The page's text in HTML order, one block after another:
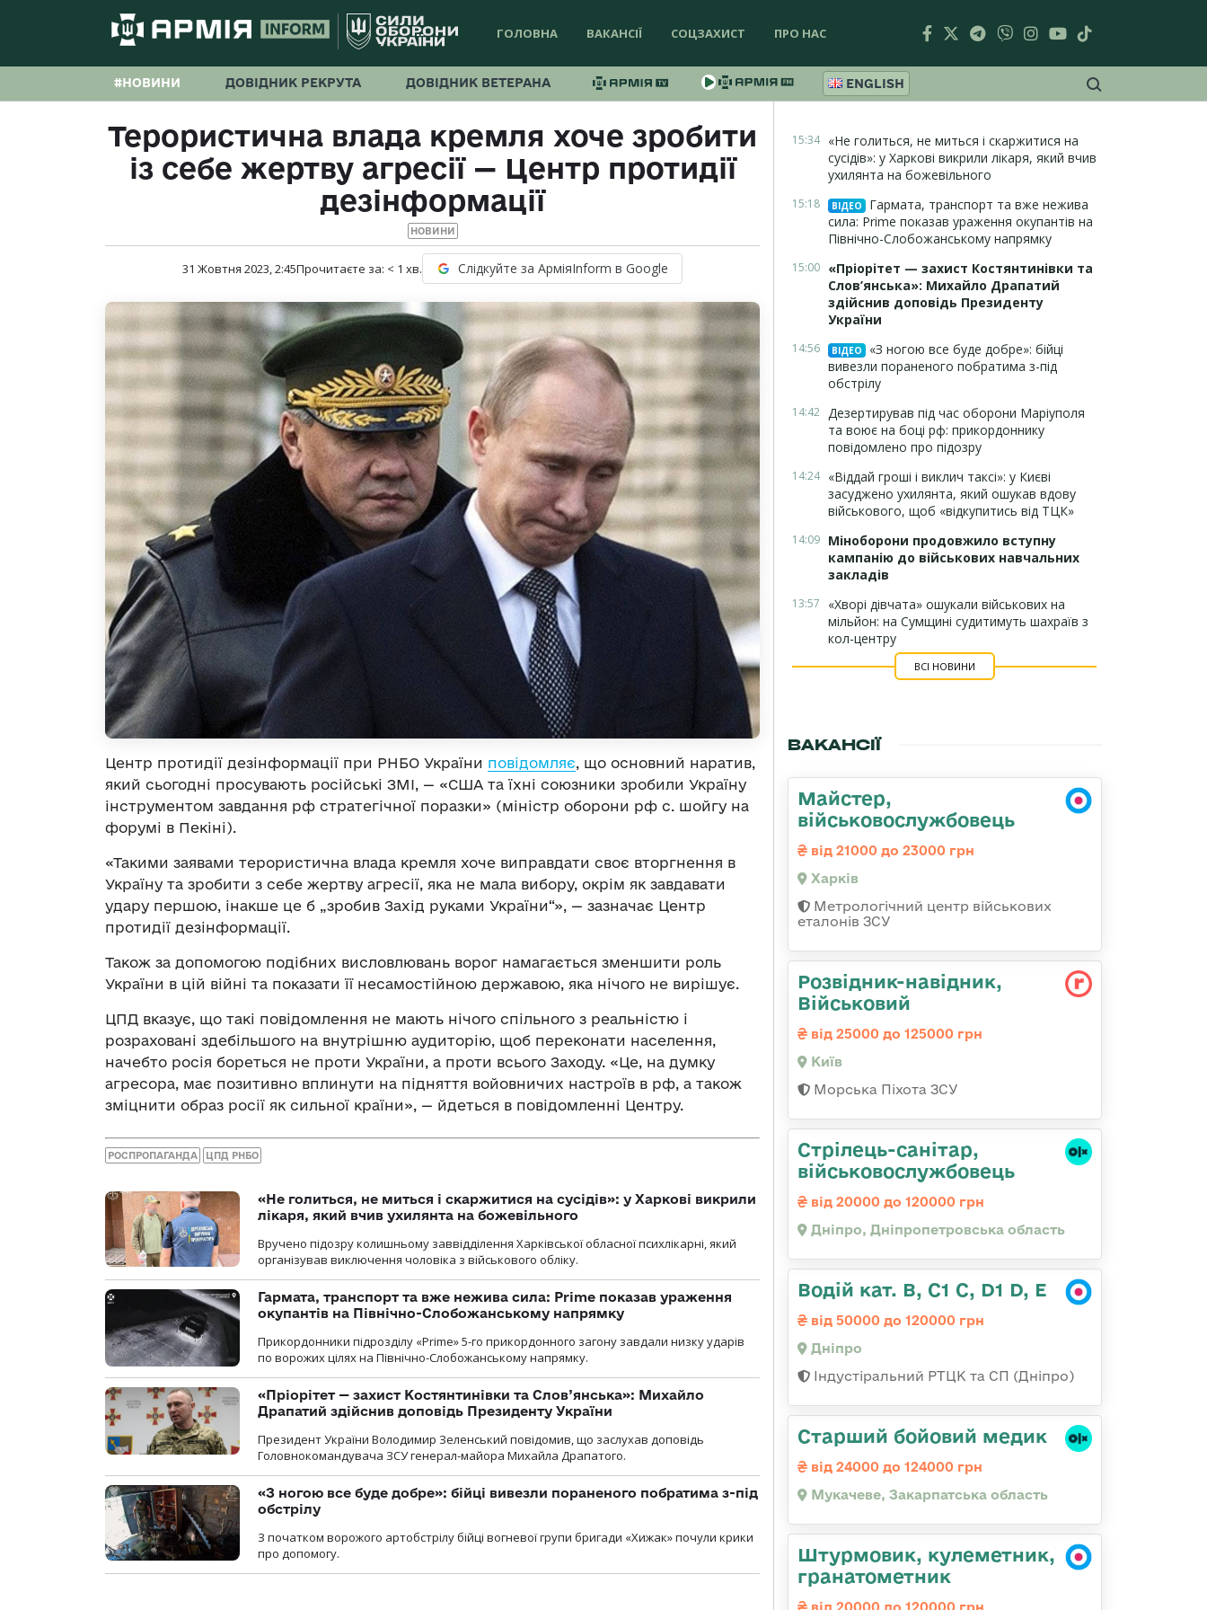
ГОЛОВНА ВАКАНСІЇ СОЦЗАХИСТ ПРО НАС
#НОВИНИ ДОВІДНИК РЕКРУТА ДОВІДНИК ВЕТЕРАНА ENGLISH
Терористична влада кремля хоче зробити
із себе жертву агресії — Центр протидії
дезінформації
НОВИНИ
31 Жовтня 2023, 2:45Прочитаєте за: < 1 хв. Слідкуйте за АрміяInform в Google
Центр протидії дезінформації при РНБО України повідомляє, що основний наратив,
який сьогодні просувають російські ЗМІ, — «США та їхні союзники зробили Україну
інструментом завдання рф стратегічної поразки» (міністр оборони рф с. шойгу на
форумі в Пекіні).
«Такими заявами терористична влада кремля хоче виправдати своє вторгнення в
Україну та зробити з себе жертву агресії, яка не мала вибору, окрім як завдавати
удару першою, інакше це б „зробив Захід руками України“», — зазначає Центр
протидії дезінформації.
Також за допомогою подібних висловлювань ворог намагається зменшити роль
України в цій війні та показати її несамостійною державою, яка нічого не вирішує.
ЦПД вказує, що такі повідомлення не мають нічого спільного з реальністю і
розраховані здебільшого на внутрішню аудиторію, щоб переконати населення,
начебто росія бореться не проти України, а проти всього Заходу. «Це, на думку
агресора, має позитивно вплинути на підняття войовничих настроїв в рф, а також
зміцнити образ росії як сильної країни», — йдеться в повідомленні Центру.
РОСПРОПАГАНДА ЦПД РНБО
«Не голиться, не миться і скаржитися на сусідів»: у Харкові викрили
лікаря, який вчив ухилянта на божевільного
Вручено підозру колишньому заввідділення Харківської обласної психлікарні, який
організував виключення чоловіка з військового обліку.
Гармата, транспорт та вже нежива сила: Prime показав ураження
окупантів на Північно-Слобожанському напрямку
Прикордонники підрозділу «Prime» 5-го прикордонного загону завдали низку ударів
по ворожих цілях на Північно-Слобожанському напрямку.
«Пріорітет — захист Костянтинівки та Слов’янська»: Михайло
Драпатий здійснив доповідь Президенту України
Президент України Володимир Зеленський повідомив, що заслухав доповідь
Головнокомандувача ЗСУ генерал-майора Михайла Драпатого.
«З ногою все буде добре»: бійці вивезли пораненого побратима з-під
обстрілу
З початком ворожого артобстрілу бійці вогневої групи бригади «Хижак» почули крики
про допомогу.
15:34 «Не голиться, не миться і скаржитися на
сусідів»: у Харкові викрили лікаря, який вчив
ухилянта на божевільного
15:18 ВІДЕО
Гармата, транспорт та вже нежива
сила: Prime показав ураження окупантів на
Північно-Слобожанському напрямку
15:00 «Пріорітет — захист Костянтинівки та
Слов’янська»: Михайло Драпатий
здійснив доповідь Президенту
України
14:56 ВІДЕО
«З ногою все буде добре»: бійці
вивезли пораненого побратима з-під
обстрілу
14:42 Дезертирував під час оборони Маріуполя
та воює на боці рф: прикордоннику
повідомлено про підозру
14:24 «Віддай гроші і виклич таксі»: у Києві
засуджено ухилянта, який ошукав вдову
військового, щоб «відкупитись від ТЦК»
14:09 Міноборони продовжило вступну
кампанію до військових навчальних
закладів
13:57
«Хворі дівчата» ошукали військових на
мільйон: на Сумщині судитимуть шахраїв з
кол-центру
ВСІ НОВИНИ
ВАКАНСІЇ
Майстер,
військовослужбовець
від 21000 до 23000 грн
Харків
Метрологічний центр військових
еталонів ЗСУ
Розвідник-навідник,
Військовий
від 25000 до 125000 грн
Київ
Морська Піхота ЗСУ
Стрілець-санітар,
військовослужбовець
від 20000 до 120000 грн
Дніпро, Дніпропетровська область
Водій кат. В, С1 С, D1 D, E
від 50000 до 120000 грн
Дніпро
Індустіральний РТЦК та СП (Дніпро)
Старший бойовий медик
від 24000 до 124000 грн
Мукачеве, Закарпатська область
Штурмовик, кулеметник,
гранатометник
від 20000 до 120000 грн